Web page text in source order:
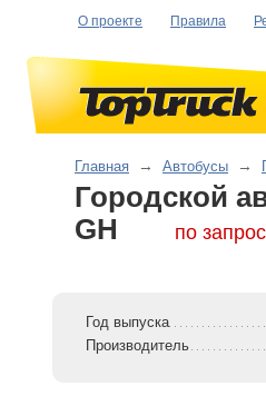
О проекте Правила
Главная → Автобусы →
Городской
GH
по
Год выпуска
Производитель